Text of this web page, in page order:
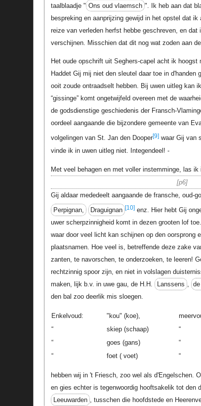
taalblaadje " Ons oud vlaemsch ". Ik heb aan dat
bespreking en aanprijzing gewijd in het opstel dat
reize van verleden herfst hebbe geschreven, en dat
verschijnen. Misschien dat dit nog wat zoden aan
Het oude opschrift uit Seghers-capel acht ik hoogst
Haddet Gij mij niet den sleutel daar toe in d'handen
ooit zoude ontraadselt hebben. Bij uwen uitleg kan
“gissinge” komt ongetwijfeld overeen met de
de godsdienstige geschiedenis der Fransch-
oordeel aangaande die bijzondere gemeente van
volgelingen van St. Jan den Dooper[9]waar Gij van
vinde ik in uwen uitleg niet. Integendeel! -
Met veel behagen en met voller instemminge, las ik
p6
Gij aldaar mededeelt aangaande de fransche, oud-
Perpignan, Draguignan [10] enz. Hier hebt Gij
uwer scherpzinnigheid komt in dezen grooten lof
waar door veel licht kan schijnen op den oorsprong
plaatsnamen. Hoe veel is, betreffende deze zake
zanten, te navorschen, te onderzoeken, te leeren!
rechtzinnig spoor zijn, en niet in volslagen
maken, lijk b.v. in uwe gau, de H.H.
Lanssens ,
den bal zoo deerlik mis sloegen.
Enkelvoud: "kou" (koe),
“
skiep (schaap) “
“
goes (gans) “
“
foet ( voet) “
hebben wij in 't Friesch, zoo wel als d'Engelschen.
en gies echter is tegenwoordig hooftsakelik tot den
Leeuwarden , tusschen die hoofdstede en